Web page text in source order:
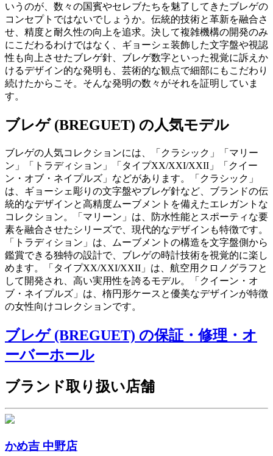
いうのが、数々の国賓やセレブたちを魅了してきたブレゲの
コンセプトではないでしょうか。伝統的技術と革新を融合さ
せ、精度と耐久性の向上を追求。決して複雑機構の開発のみ
にこだわるわけではなく、ギョーシェ装飾した文字盤や視認
性も向上させたブレゲ針、ブレゲ数字といった視覚に訴えか
けるデザイン的な発明も、芸術的な観点で細部にもこだわり
続けたからこそ。そんな発明の数々がそれを証明していま
す。
ブレゲ (BREGUET) の人気モデル
ブレゲの人気コレクションには、「クラシック」「マリー
ン」「トラディション」「タイプXX/XXI/XXII」「クイー
ン・オブ・ネイプルズ」などがあります。「クラシック」
は、ギョーシェ彫りの文字盤やブレゲ針など、ブランドの伝
統的なデザインと高精度ムーブメントを備えたエレガントな
コレクション。「マリーン」は、防水性能とスポーティな要
素を融合させたシリーズで、現代的なデザインも特徴です。
「トラディション」は、ムーブメントの構造を文字盤側から
鑑賞できる独特の設計で、ブレゲの時計技術を視覚的に楽し
めます。「タイプXX/XXI/XXII」は、航空用クロノグラフと
して開発され、高い実用性を誇るモデル。「クイーン・オ
ブ・ネイプルズ」は、楕円形ケースと優美なデザインが特徴
の女性向けコレクションです。
ブレゲ (BREGUET) の保証・修理・オ
ーバーホール
ブランド取り扱い店舗
かめ吉 中野店